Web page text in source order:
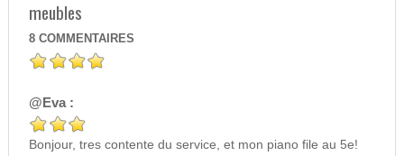
meubles
8 COMMENTAIRES
@Eva :
Bonjour, tres contente du service, et mon piano file au 5e!